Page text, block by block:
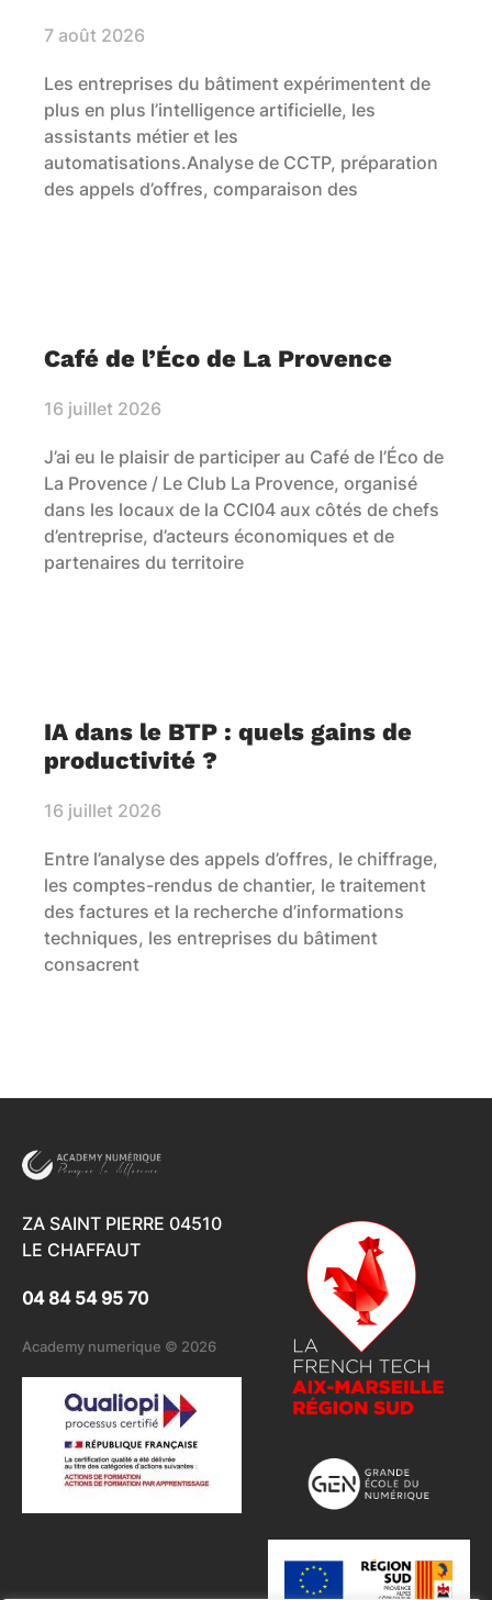
7 août 2026
Les entreprises du bâtiment expérimentent de
plus en plus l’intelligence artificielle, les
assistants métier et les
automatisations.Analyse de CCTP, préparation
des appels d’offres, comparaison des
Café de l’Éco de La Provence
16 juillet 2026
J’ai eu le plaisir de participer au Café de l’Éco de
La Provence / Le Club La Provence, organisé
dans les locaux de la CCI04 aux côtés de chefs
d’entreprise, d’acteurs économiques et de
partenaires du territoire
IA dans le BTP : quels gains de
productivité ?
16 juillet 2026
Entre l’analyse des appels d’offres, le chiffrage,
les comptes-rendus de chantier, le traitement
des factures et la recherche d’informations
techniques, les entreprises du bâtiment
consacrent
ZA SAINT PIERRE 04510
LE CHAFFAUT
04 84 54 95 70
Academy numerique © 2026